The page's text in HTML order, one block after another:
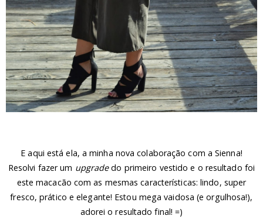
E aqui está ela, a minha nova colaboração com a Sienna!
Resolvi fazer um upgradedo primeiro vestido e o resultado foi
este macacão com as mesmas características: lindo, super
fresco, prático e elegante! Estou mega vaidosa (e orgulhosa!),
adorei o resultado final! =)